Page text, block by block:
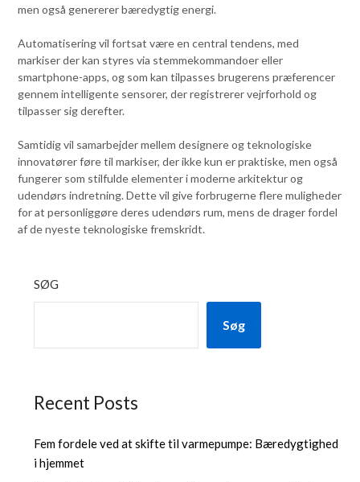
men også genererer bæredygtig energi.
Automatisering vil fortsat være en central tendens, med
markiser der kan styres via stemmekommandoer eller
smartphone-apps, og som kan tilpasses brugerens præferencer
gennem intelligente sensorer, der registrerer vejrforhold og
tilpasser sig derefter.
Samtidig vil samarbejder mellem designere og teknologiske
innovatører føre til markiser, der ikke kun er praktiske, men også
fungerer som stilfulde elementer i moderne arkitektur og
udendørs indretning. Dette vil give forbrugerne flere muligheder
for at personliggøre deres udendørs rum, mens de drager fordel
af de nyeste teknologiske fremskridt.
SØG
Søg
Recent Posts
Fem fordele ved at skifte til varmepumpe: Bæredygtighed
i hjemmet